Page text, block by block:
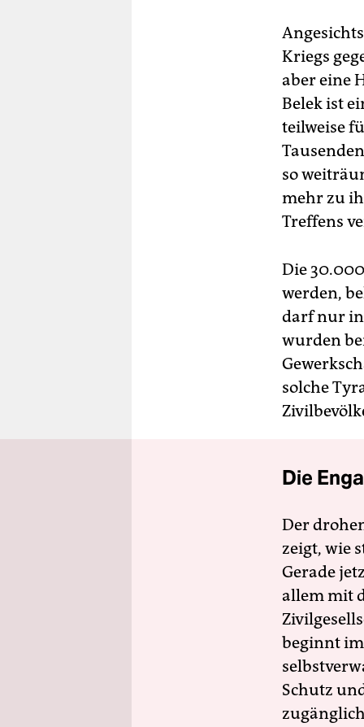
Kriegs
aber eine
Belek ist
teilweise
so
mehr zu
Treffens
Die
werden,
darf nur
wurden
solche
Die
Der
zeigt, wie
Gerade
allem mit
beginnt
Schutz